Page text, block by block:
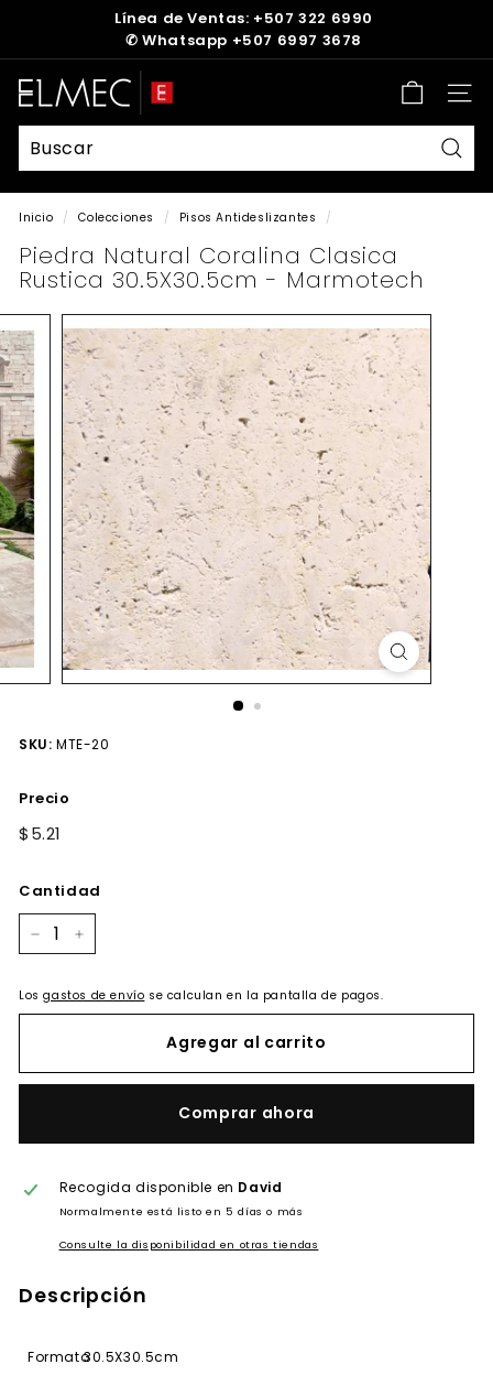
diapositivas
pausa
Línea de Ventas: +507 322 6990
✆ Whatsapp +507 6997 3678
E
L
M
E
C
Inicio / Colecciones / Pisos Antideslizantes /
Piedra Natural Coralina Clasica
Rustica 30.5X30.5cm - Marmotech
SKU: MTE-20
Precio
Precio
$5.21
Cantidad
Losgastos de envío se calculan en la pantalla de pagos.
Agregar al carrito
Comprar ahora
Recogida disponible en David
Normalmente está listo en 5 días o más
Consulte la disponibilidad en otras tiendas
Descripción
Formato30.5X30.5cm